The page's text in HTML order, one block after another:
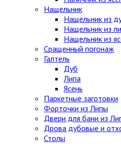
Нащельник
Нащельник из
Нащельник из
Нащельник из
Сращенный погонаж
Галтель
Дуб
Липа
Ясень
Паркетные заготовки
Форточки из Липы
Двери для бани из
Дрова дубовые и
Столы